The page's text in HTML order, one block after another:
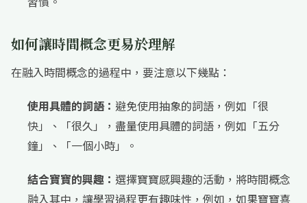
如何讓時間概念更易於理解
在融入時間概念的過程中，要注意以下幾點：
使用具體的詞語： 避免使用抽象的詞語，例如「很
快」、「很久」，盡量使用具體的詞語，例如「五分
鐘」、「一個小時」。
結合寶寶的興趣： 選擇寶寶感興趣的活動，將時間概念
融入其中，讓學習過程更有趣味性，例如，如果寶寶喜